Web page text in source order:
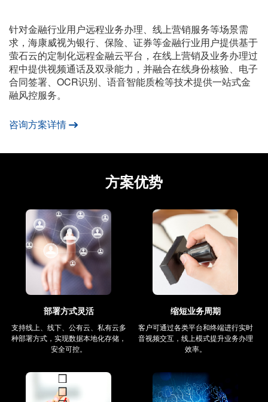
针对金融行业用户远程业务办理、线上营销服务等场景需
求，海康威视为银行、保险、证券等金融行业用户提供基于
萤石云的定制化远程金融云平台，在线上营销及业务办理过
程中提供视频通话及双录能力，并融合在线身份核验、电子
合同签署、OCR识别、语音智能质检等技术提供一站式金
融风控服务。
咨询方案详情
方案优势
部署方式灵活
支持线上、线下、公有云、私有云多
种部署方式，实现数据本地化存储，
安全可控。
缩短业务周期
客户可通过各类平台和终端进行实时
音视频交互，线上模式提升业务办理
效率。